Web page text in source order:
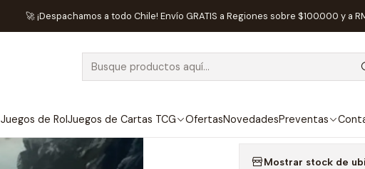
Juegos de RolJuegos de Cartas TCG OfertasNovedadesPreventas
🚀 ¡Despachamos a todo Chile! Envío GRATIS a Regiones sobre $100.000 y a
Inicio Preventas Maldito Games Preventa - Inferno -
NO DISPONIBLE Preventa -
Agregar a la
Mostrar stock de